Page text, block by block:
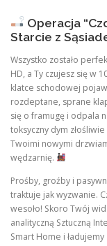
Operacja
Starcie z
Wszystko zostało
HD, a Ty czujesz się w
klatce schodowej
rozdeptane, sprane
się o framugę i odpala
toksyczny dym
Twoimi nowymi
wędzarnię.
Prośby, groźby i
traktuje jak wyzwanie.
wesoło! Skoro Twój
analityczną Sztuczną
Smart Home i